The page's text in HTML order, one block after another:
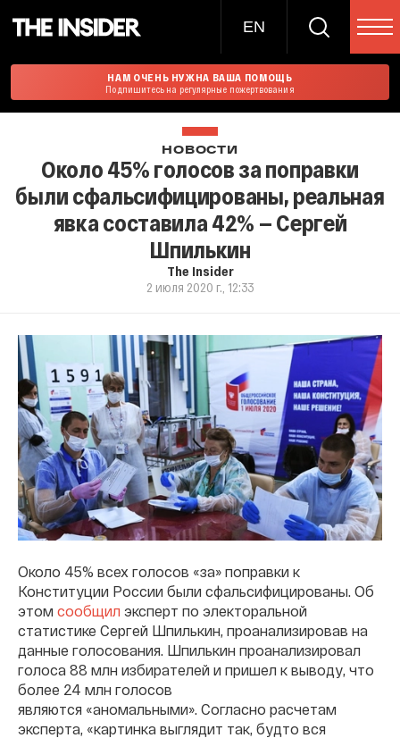
EN
НАМ ОЧЕНЬ НУЖНА ВАША ПОМОЩЬ
Подпишитесь на регулярные пожертвования
НОВОСТИ
Около 45% голосов за поправки
были сфальсифицированы, реальная
явка составила 42% — Сергей
Шпилькин
The Insider
2 июля 2020 г., 12:33
Около 45% всех голосов «за» поправки к
Конституции России были сфальсифицированы. Об
этом сообщил эксперт по электоральной
статистике Сергей Шпилькин, проанализировав на
данные голосования. Шпилькин проанализировал
голоса 88 млн избирателей и пришел к выводу, что
более 24 млн голосов
являются «аномальными». Согласно расчетам
эксперта, «картинка выглядит так, будто вся